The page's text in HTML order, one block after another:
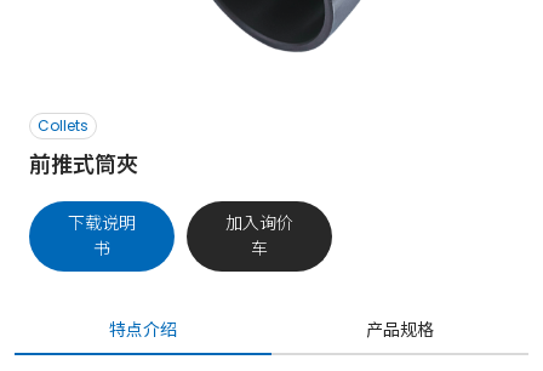
Collets
前推式筒夾
下载说明
书
加入询价
车
特点介绍 产品规格